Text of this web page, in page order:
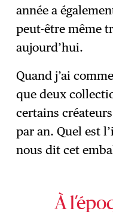
année a
peut-être même
aujourd’hui.
Quand j’ai
que deux
certains
par an. Quel est
nous dit cet
À